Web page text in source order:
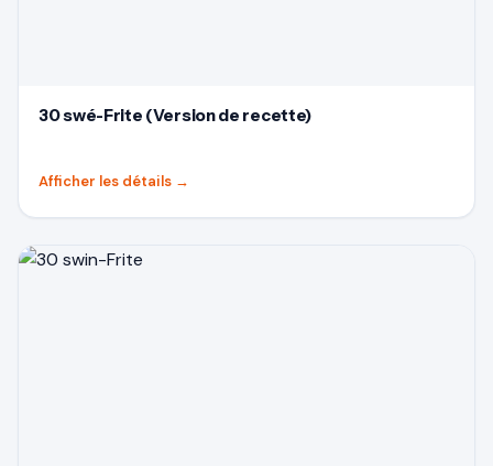
30 swé-Frite (Version de recette)
Afficher les détails →